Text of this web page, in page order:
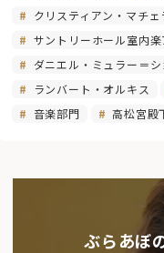
クリスティアン・マチェ
サントリーホール室内
ダニエル・ミュラー＝シ
ランバート・オルキス
音楽部門
高松宮殿
ぶらあぼ